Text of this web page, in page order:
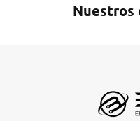
Nuestros